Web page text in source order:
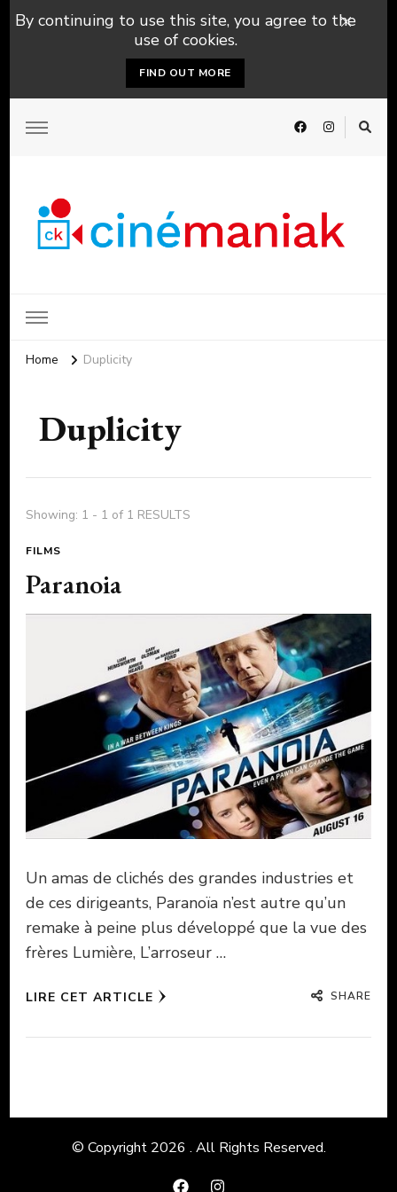
By continuing to use this site, you agree to the
use of cookies.
FIND OUT MORE
Home Duplicity
Duplicity
Showing: 1 - 1 of 1 RESULTS
FILMS
Paranoia
Un amas de clichés des grandes industries et
de ces dirigeants, Paranoïa n’est autre qu’un
remake à peine plus développé que la vue des
frères Lumière, L’arroseur …
LIRE CET ARTICLE SHARE
© Copyright 2026 . All Rights Reserved.